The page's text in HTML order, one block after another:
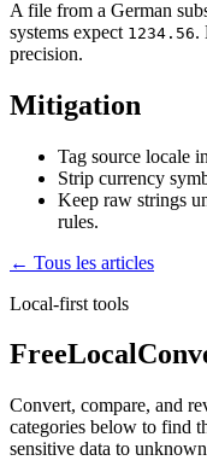
A file from a German
systems expect 1234.56.
precision.
Mitigation
Tag source locale
Strip currency
Keep raw strings
rules.
← Tous les articles
Local-first tools
Convert, compare, and
categories below to find
sensitive data to